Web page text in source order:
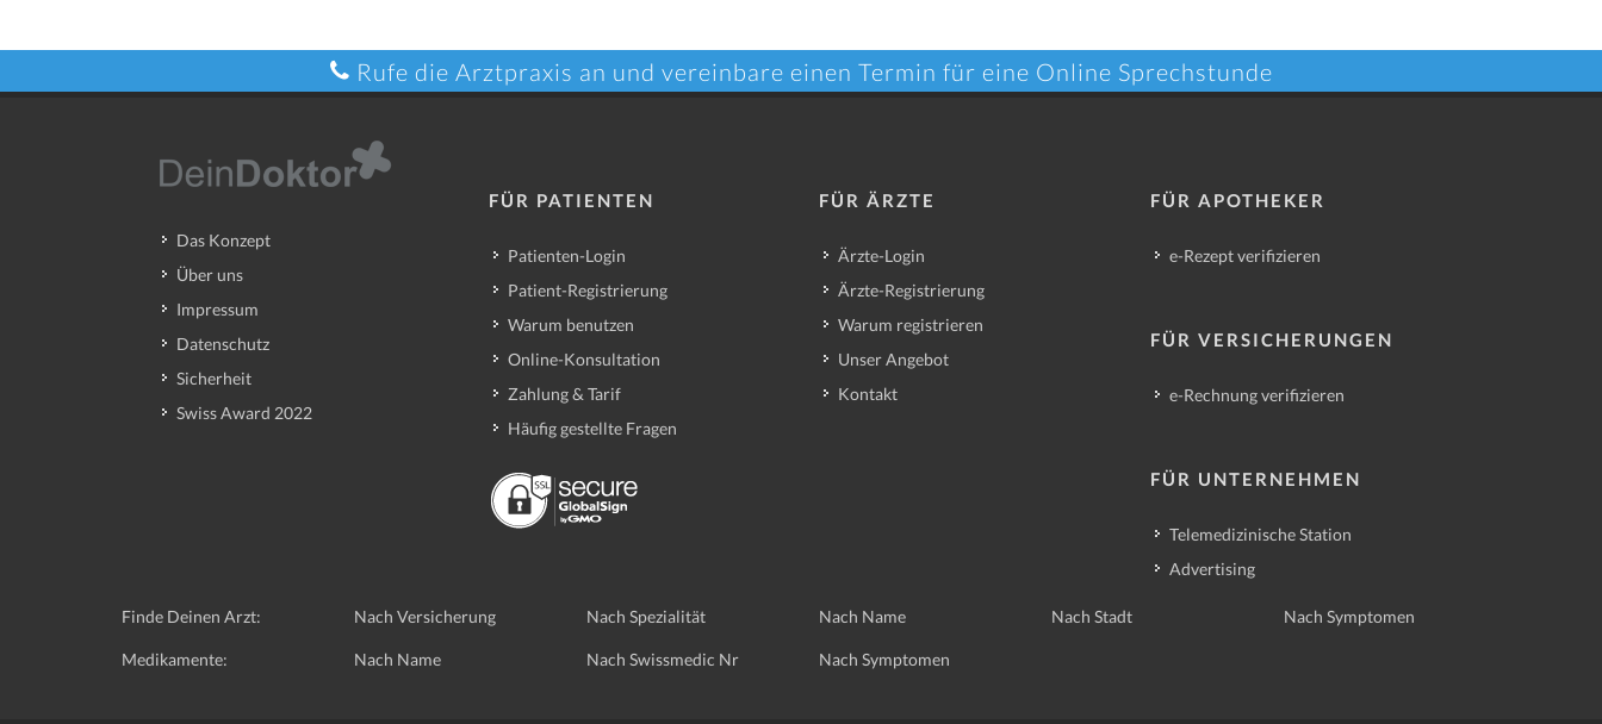
Rufe die Arztpraxis an und vereinbare einen Termin für eine Online Sprechstunde
Das Konzept
Über uns
Impressum
Datenschutz
Sicherheit
Swiss Award 2022
FÜR PATIENTEN
Patienten-Login
Patient-Registrierung
Warum benutzen
Online-Konsultation
Zahlung & Tarif
Häufig gestellte Fragen
FÜR ÄRZTE
Ärzte-Login
Ärzte-Registrierung
Warum registrieren
Unser Angebot
Kontakt
FÜR APOTHEKER
e-Rezept verifizieren
FÜR VERSICHERUNGEN
e-Rechnung verifizieren
FÜR UNTERNEHMEN
Telemedizinische Station
Advertising
Finde Deinen Arzt: Nach Versicherung Nach Spezialität Nach Name Nach Stadt Nach Symptomen
Medikamente: Nach Name Nach Swissmedic Nr Nach Symptomen